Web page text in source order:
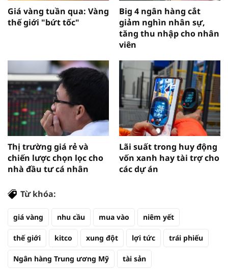
Giá vàng tuần qua: Vàng
thế giới "bứt tốc"
Big 4 ngân hàng cắt
giảm nghìn nhân sự,
tăng thu nhập cho nhân
viên
Thị trường giá rẻ và
chiến lược chọn lọc cho
nhà đầu tư cá nhân
Lãi suất trong huy động
vốn xanh hay tài trợ cho
các dự án
Từ khóa:
giá vàng nhu cầu mua vào niêm yết
thế giới kitco xung đột lợi tức trái phiếu
Ngân hàng Trung ương Mỹ tài sản